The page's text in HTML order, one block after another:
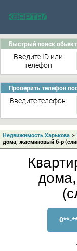
Быстрый поиск
Введите ID или
телефон
Проверить телефон
Введите телефон:
Недвижимость Харькова >
дома, жасминовый б-р
0**-